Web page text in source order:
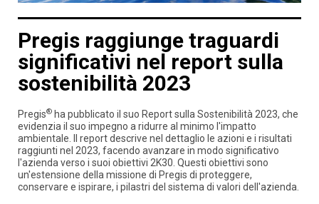
Pregis raggiunge traguardi
significativi nel report sulla
sostenibilità 2023
Pregis® ha pubblicato il suo Report sulla Sostenibilità 2023, che
evidenzia il suo impegno a ridurre al minimo l'impatto
ambientale. Il report descrive nel dettaglio le azioni e i risultati
raggiunti nel 2023, facendo avanzare in modo significativo
l'azienda verso i suoi obiettivi 2K30. Questi obiettivi sono
un'estensione della missione di Pregis di proteggere,
conservare e ispirare, i pilastri del sistema di valori dell'azienda.